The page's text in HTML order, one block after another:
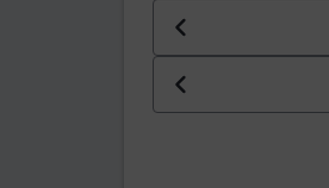
Datum der Hinfahrt
Uhrzeit der Hinfahrt